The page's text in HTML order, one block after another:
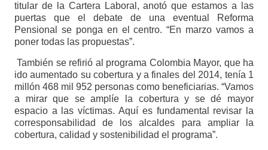
titular de la Cartera Laboral, anotó que estamos a las
puertas que el debate de una eventual Reforma
Pensional se ponga en el centro. “En marzo vamos a
poner todas las propuestas”.
También se refirió al programa Colombia Mayor, que ha
ido aumentado su cobertura y a finales del 2014, tenía 1
millón 468 mil 952 personas como beneficiarias. “Vamos
a mirar que se amplíe la cobertura y se dé mayor
espacio a las víctimas. Aquí es fundamental revisar la
corresponsabilidad de los alcaldes para ampliar la
cobertura, calidad y sostenibilidad el programa”.